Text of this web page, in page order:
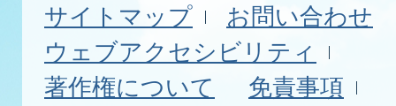
サイトマップ
お問い合わせ
ウェブアクセシビリティ
著作権について
免責事項